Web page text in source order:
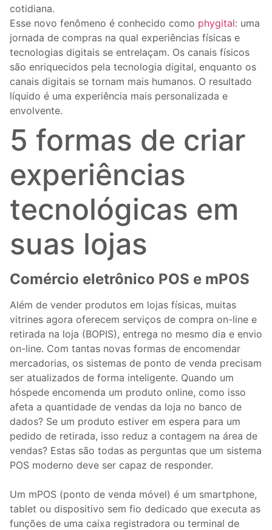
cotidiana.
Esse novo fenômeno é conhecido como phygital: uma
jornada de compras na qual experiências físicas e
tecnologias digitais se entrelaçam. Os canais físicos
são enriquecidos pela tecnologia digital, enquanto os
canais digitais se tornam mais humanos. O resultado
líquido é uma experiência mais personalizada e
envolvente.
5 formas de criar
experiências
tecnológicas em
suas lojas
Comércio eletrônico POS e mPOS
Além de vender produtos em lojas físicas, muitas
vitrines agora oferecem serviços de compra on-line e
retirada na loja (BOPIS), entrega no mesmo dia e envio
on-line. Com tantas novas formas de encomendar
mercadorias, os sistemas de ponto de venda precisam
ser atualizados de forma inteligente. Quando um
hóspede encomenda um produto online, como isso
afeta a quantidade de vendas da loja no banco de
dados? Se um produto estiver em espera para um
pedido de retirada, isso reduz a contagem na área de
vendas? Estas são todas as perguntas que um sistema
POS moderno deve ser capaz de responder.
Um mPOS (ponto de venda móvel) é um smartphone,
tablet ou dispositivo sem fio dedicado que executa as
funções de uma caixa registradora ou terminal de